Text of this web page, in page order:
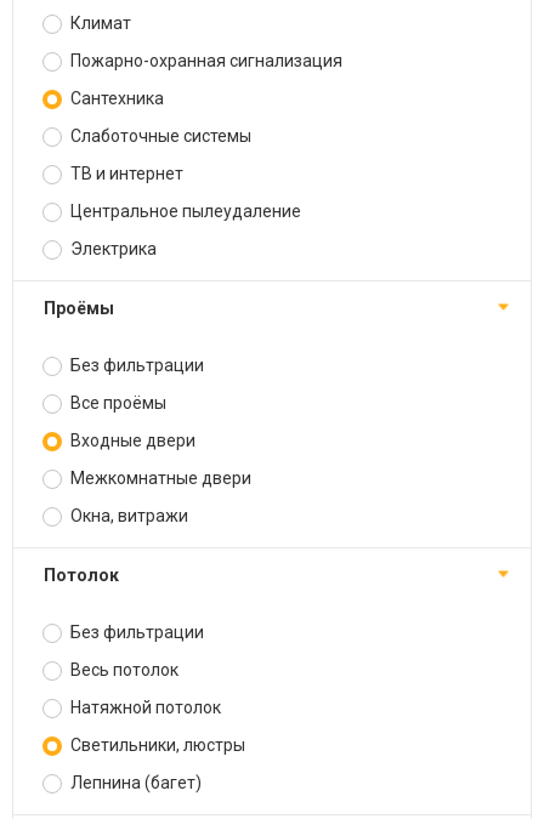
Климат
Пожарно-охранная сигнализация
Сантехника
Слаботочные системы
ТВ и интернет
Центральное пылеудаление
Электрика
Проёмы
Без фильтрации
Все проёмы
Входные двери
Межкомнатные двери
Окна, витражи
Потолок
Без фильтрации
Весь потолок
Натяжной потолок
Светильники, люстры
Лепнина (багет)